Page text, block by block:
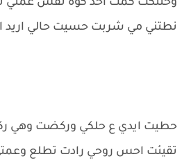
وختنكت كمت اخذ كوه نفس عمتي
نطتني مي شربت حسيت حالي اريد
حطيت ايدي ع حلكي وركضت وهي
تقيئت احس روحي رادت تطلع